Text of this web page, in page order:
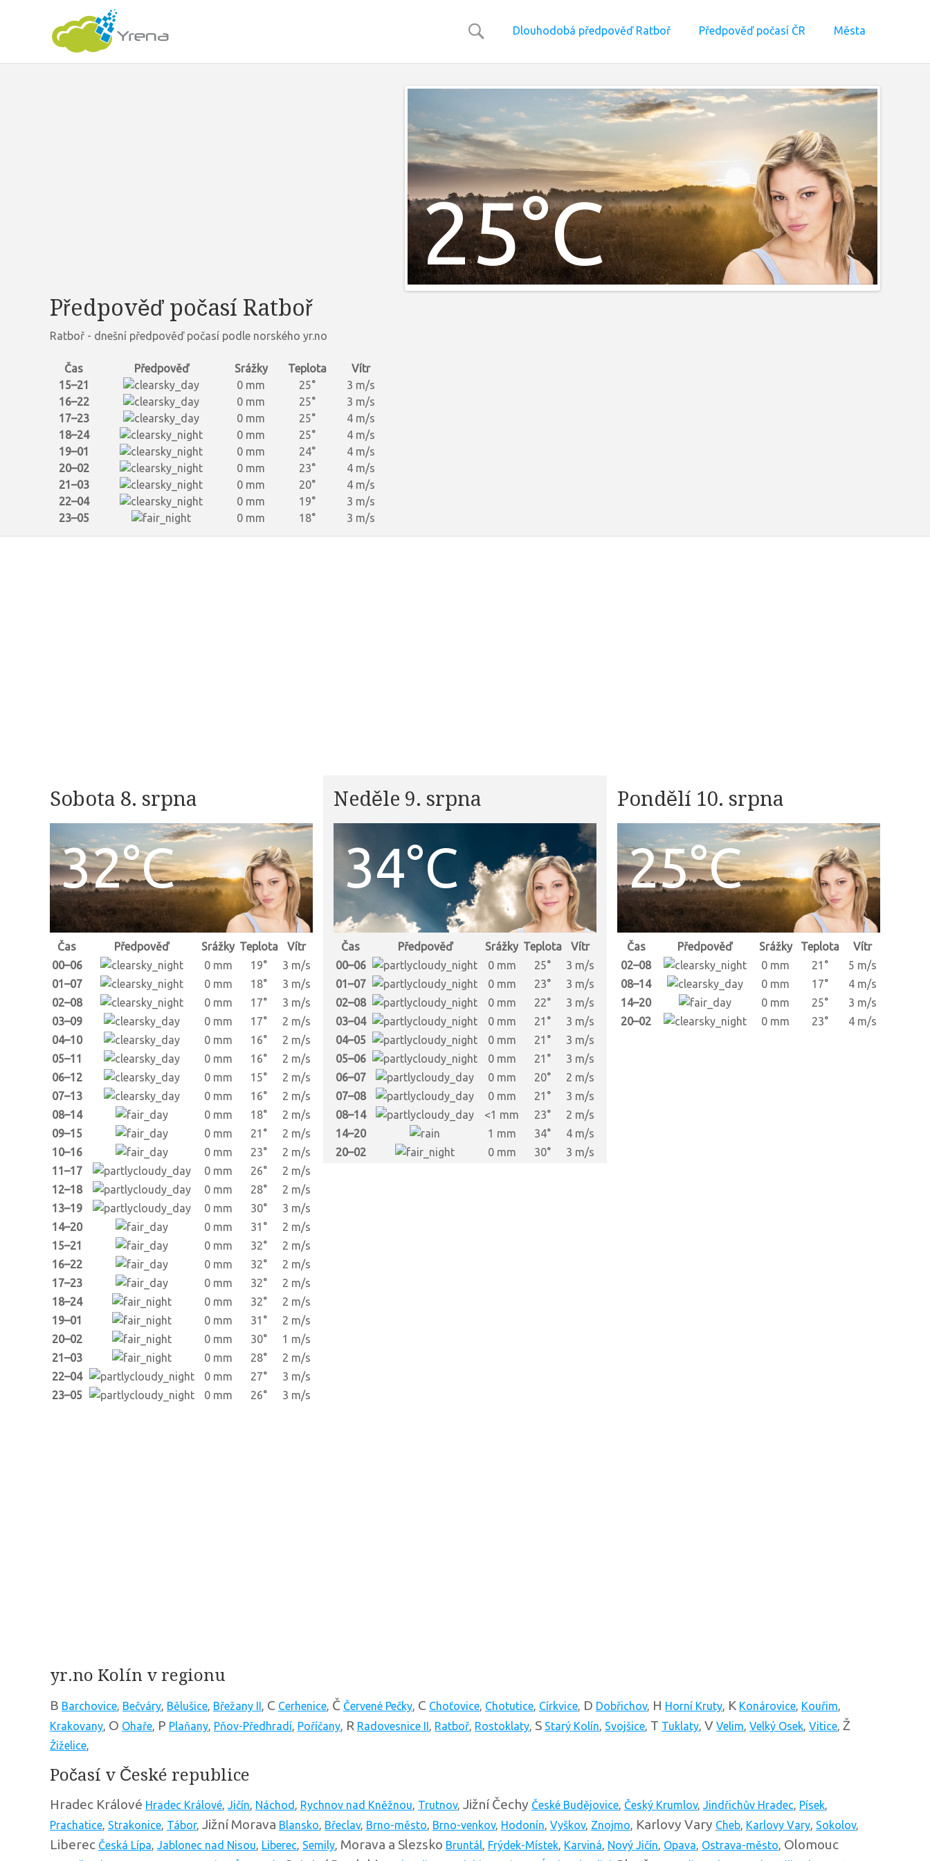
Dlouhodobá předpověď Ratboř Předpověď počasí ČR Města
Předpověď počasí Ratboř
Ratboř - dnešní předpověď počasí podle norského yr.no
Čas Předpověď Srážky Teplota
Vítr
15–21
0 mm 25°
3 m/s
16–22
0 mm 25°
3 m/s
17–23
0 mm 25°
4 m/s
18–24
0 mm 25°
4 m/s
19–01
0 mm 24°
4 m/s
20–02
0 mm 23°
4 m/s
21–03
0 mm 20°
4 m/s
22–04
0 mm 19°
3 m/s
23–05
0 mm 18° 3 m/s
25°C
Sobota 8. srpna
32°C
Čas Předpověď Srážky Teplota
Vítr
00–06
0 mm 19°
3 m/s
01–07
0 mm 18°
3 m/s
02–08
0 mm 17°
3 m/s
03–09
0 mm 17°
2 m/s
04–10
0 mm 16°
2 m/s
05–11
0 mm 16°
2 m/s
06–12
0 mm 15°
2 m/s
07–13
0 mm 16°
2 m/s
08–14
0 mm 18°
2 m/s
09–15
0 mm 21°
2 m/s
10–16
0 mm 23°
2 m/s
11–17
0 mm 26°
2 m/s
12–18
0 mm 28°
2 m/s
13–19
0 mm 30°
3 m/s
14–20
0 mm 31°
2 m/s
15–21
0 mm 32°
2 m/s
16–22
0 mm 32°
2 m/s
17–23
0 mm 32°
2 m/s
18–24
0 mm 32°
2 m/s
19–01
0 mm 31°
2 m/s
20–02
0 mm 30°
1 m/s
21–03
0 mm 28°
2 m/s
22–04
0 mm 27°
3 m/s
23–05
0 mm 26° 3 m/s
Neděle 9. srpna
34°C
Čas Předpověď Srážky Teplota
Vítr
00–06
0 mm 25°
3 m/s
01–07
0 mm 23°
3 m/s
02–08
0 mm 22°
3 m/s
03–04
0 mm 21°
3 m/s
04–05
0 mm 21°
3 m/s
05–06
0 mm 21°
3 m/s
06–07
0 mm 20°
2 m/s
07–08
0 mm 21°
3 m/s
08–14
<1 mm 23°
2 m/s
14–20
1 mm 34°
4 m/s
20–02
0 mm 30° 3 m/s
Pondělí 10. srpna
25°C
Čas Předpověď Srážky Teplota
Vítr
02–08
0 mm 21°
5 m/s
08–14
0 mm 17°
4 m/s
14–20
0 mm 25°
3 m/s
20–02
0 mm 23° 4 m/s
yr.no Kolín v regionu
B Barchovice, Bečváry, Bělušice, Břežany II, C Cerhenice, Č Červené Pečky, C Choťovice, Chotutice, Církvice, D Dobřichov, H Horní Kruty, K Konárovice, Kouřim,
Krakovany, O Ohaře, P Plaňany, Pňov-Předhradí, Poříčany, R Radovesnice II, Ratboř, Rostoklaty, S Starý Kolín, Svojšice, T Tuklaty, V Velim, Velký Osek, Vitice, Ž
Žiželice,
Počasí v České republice
Hradec Králové Hradec Králové, Jičín, Náchod , Rychnov nad Kněžnou, Trutnov, Jižní Čechy České Budějovice, Český Krumlov, Jindřichův Hradec, Písek,
Prachatice, Strakonice, Tábor, Jižní Morava Blansko, Břeclav, Brno-město, Brno-venkov, Hodonín, Vyškov, Znojmo, Karlovy Vary Cheb, Karlovy Vary, Sokolov,
Liberec Česká Lípa, Jablonec nad Nisou, Liberec, Semily, Morava a Slezsko Bruntál, Frýdek-Místek, Karviná, Nový Jičín, Opava, Ostrava-město, Olomouc